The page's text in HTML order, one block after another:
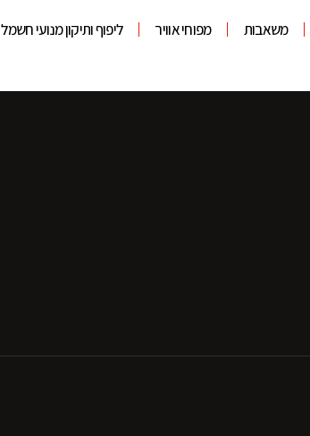
משאבות מפוחי אוויר ליפוף ותיקון מנועי חשמל